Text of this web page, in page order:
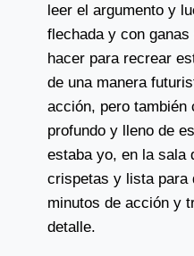
leer el argumento y
flechada y con
hacer para recrear
de una manera
acción, pero también
profundo y lleno de
estaba yo, en la sala
crispetas y lista para
minutos de acción y
detalle.